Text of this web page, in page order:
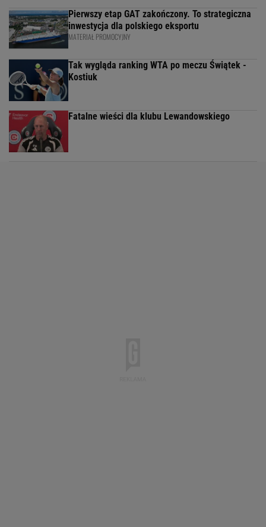
Pierwszy etap GAT zakończony. To strategiczna
inwestycja dla polskiego eksportu
MATERIAŁ PROMOCYJNY
Tak wygląda ranking WTA po meczu Świątek -
Kostiuk
Fatalne wieści dla klubu Lewandowskiego